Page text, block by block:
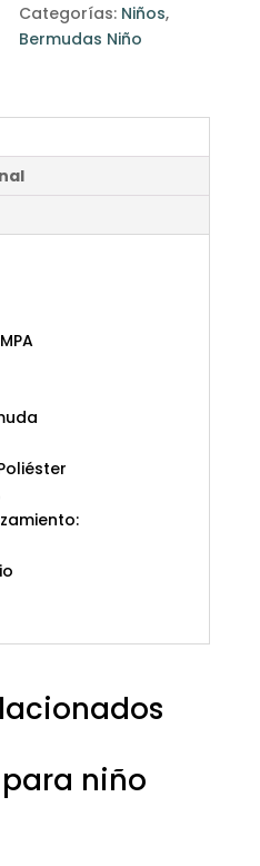
Categorías: Niños,
Bermudas Niño
niño